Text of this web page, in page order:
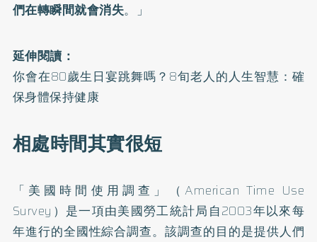
們在轉瞬間就會消失。」
延伸閱讀：
你會在80歲生日宴跳舞嗎？8旬老人的人生智慧：確
保身體保持健康
相處時間其實很短
「 美國時間使用調查 」（American Time Use
Survey）是一項由美國勞工統計局自2003年以來每
年進行的全國性綜合調查。該調查的目的是提供人們